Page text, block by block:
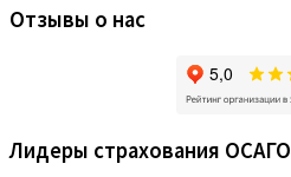
Отзывы о нас
Лидеры страхования ОСАГО